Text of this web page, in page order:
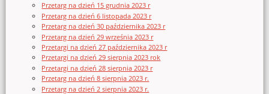
Przetarg na dzień 15 grudnia 2023 r
Przetarg na dzień 6 listopada 2023 r
Przetarg na dzień 30 października 2023 r
Przetarg na dzień 29 września 2023 r
Przetargi na dzień 27 października 2023 r
Przetargi na dzień 29 sierpnia 2023 rok
Przetargi na dzień 28 sierpnia 2023 r
Przetarg na dzień 8 sierpnia 2023 r.
Przetarg na dzień 2 sierpnia 2023 r.